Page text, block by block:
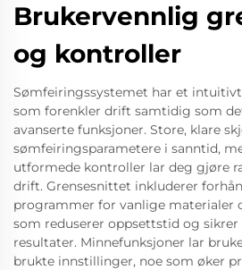
Brukervennlig
og kontroller
Sømfeiringssystemet har et
som forenkler drift samtidig som
avanserte funksjoner. Store, klare
sømfeiringsparametere i sanntid,
utformede kontroller lar deg gjøre
drift. Grensesnittet inkluderer
programmer for vanlige materialer
som reduserer oppsettstid og sikrer
resultater. Minnefunksjoner lar
brukte innstillinger, noe som øker